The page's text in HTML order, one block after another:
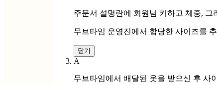
주문서 설명란에 회원님 키하고 체중,
무브타임 운영진에서 합당한 사이즈를
닫기
A
무브타임에서 배달된 옷을 받으신 후 사